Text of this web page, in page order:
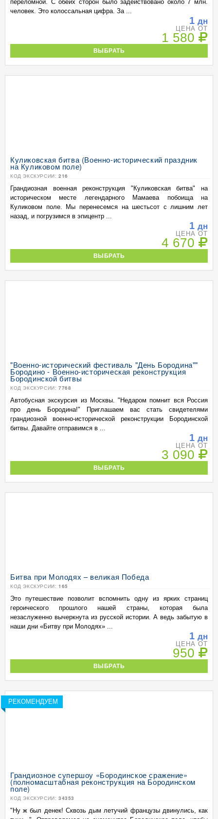
переломной. С обеих сторон было задействовано около 7 млн.
человек. Это колоссальная цифра. За ...
1 дн
ЦЕНА ОТ
1 580
ВЫБРАТЬ
Куликовская битва (Военно-исторический праздник
на Куликовом поле)
КОД ЭКСКУРСИИ: 216
Грандиозная военная реконструкция "Куликовская битва" на
историческом месте легендарного Мамаева побоища на
Куликовом поле. Мы перенесемся на шестьсот с лишним лет
назад, и погрузимся в эпицентр ...
1 дн
ЦЕНА ОТ
4 670
ВЫБРАТЬ
"Военно-исторический фестиваль "День Бородина""
Бородино - Военно-историческая реконструкция
Бородинской битвы
КОД ЭКСКУРСИИ: 7768
Автобусная экскурсия из Москвы. "Недаром помнит вся Россия
про день Бородина!" Приглашаем вас стать свидетелями
грандиозной военно-исторической реконструкции Бородинской
битвы. Давайте отправимся в ...
1 дн
ЦЕНА ОТ
3 090
ВЫБРАТЬ
Битва при Молодях – великая Победа
КОД ЭКСКУРСИИ: 165
Это путешествие позволит вспомнить одну из ярких страниц
героического прошлого нашей страны, которая была
незаслуженно вычеркнута из русской истории. А ведь забытую в
наши дни «Битву при Молодях» ...
1 дн
ЦЕНА ОТ
950
ВЫБРАТЬ
РЕКОМЕНДУЕМ
Грандиозное супершоу «Бородинское сражение»
(полномасштабная реконструкция на Бородинском
поле)
КОД ЭКСКУРСИИ: 34353
"Ну ж был денек! Сквозь дым летучий французы двинулись, как